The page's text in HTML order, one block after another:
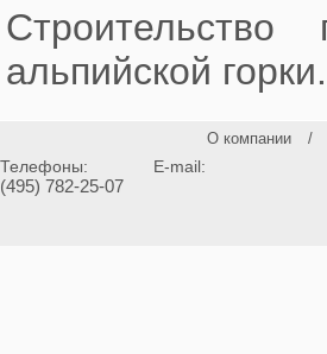
альпийской горки.
О компании /
Телефоны:
(495) 782-25-07
E-mail: